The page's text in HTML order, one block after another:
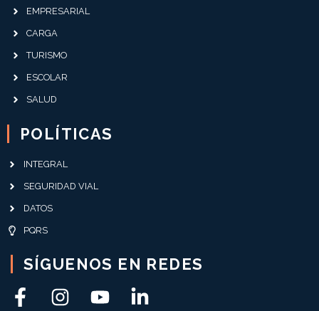
EMPRESARIAL
CARGA
TURISMO
ESCOLAR
SALUD
POLÍTICAS
INTEGRAL
SEGURIDAD VIAL
DATOS
PQRS
SÍGUENOS EN REDES
F
I
Y
L